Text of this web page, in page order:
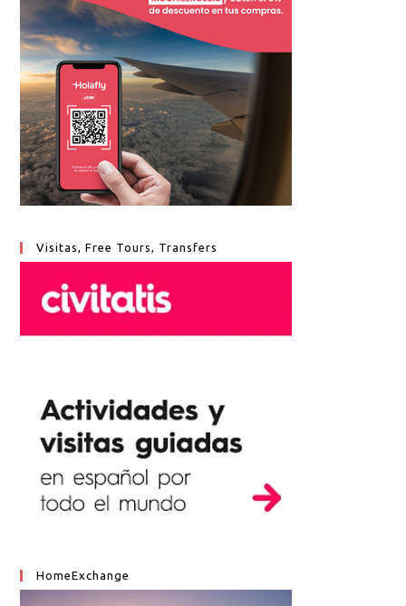
Visitas, Free Tours, Transfers
HomeExchange